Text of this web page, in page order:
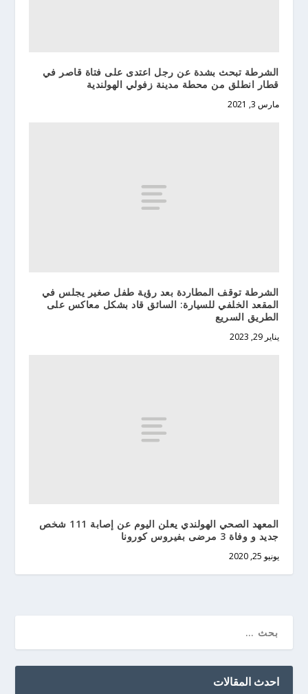
الشرطة تبحث بشدة عن رجل اعتدى على فتاة قاصر في
قطار انطلق من محطة مدينة زفولي الهولندية
مارس 3, 2021
الشرطة توقف المطاردة بعد رؤية طفل صغير يجلس في
المقعد الخلفي للسيارة: السائق قاد بشكل معاكس على
الطريق السريع
يناير 29, 2023
المعهد الصحي الهولندي يعلن اليوم عن إصابة 111 شخص
جديد و وفاة 3 مرضى بفيروس كورونا
يونيو 25, 2020
احدث المقالات